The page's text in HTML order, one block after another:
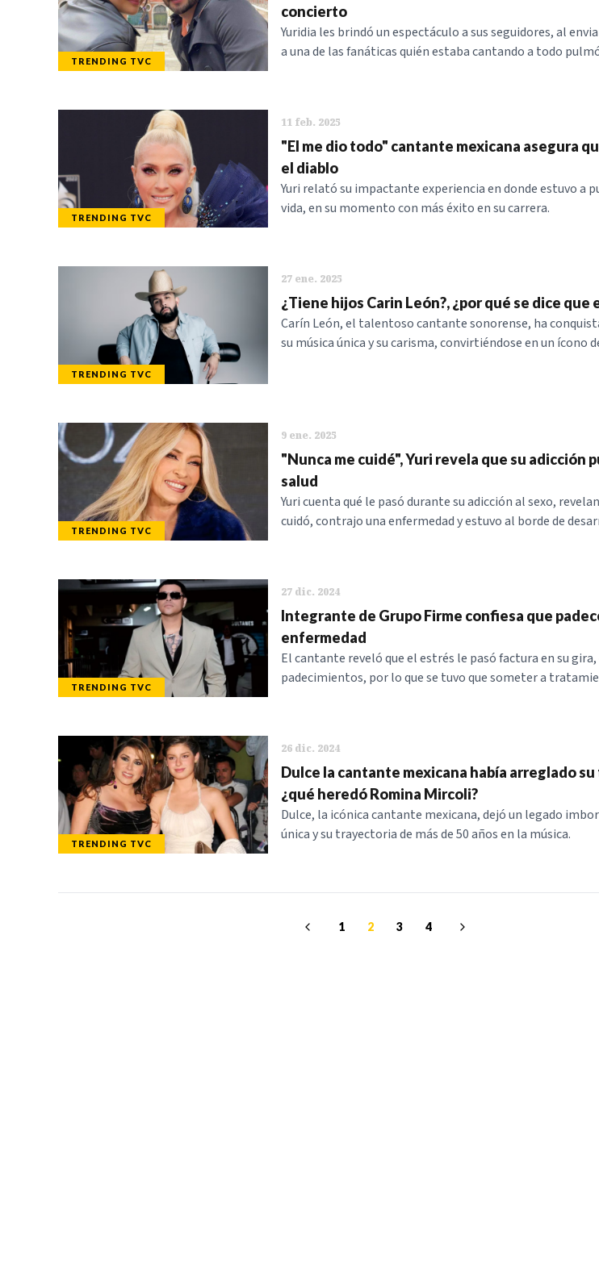
TRENDING TVC
concierto
Yuridia les brindó un espectáculo a sus seguidores, al
a una de las fanáticas quién estaba cantando a todo
TRENDING TVC
11 feb. 2025
"El me dio todo" cantante mexicana asegura
el diablo
Yuri relató su impactante experiencia en donde estuvo a
vida, en su momento con más éxito en su carrera.
TRENDING TVC
27 ene. 2025
¿Tiene hijos Carin León?, ¿por qué se dice que
Carín León, el talentoso cantante sonorense, ha
su música única y su carisma, convirtiéndose en un ícono
TRENDING TVC
9 ene. 2025
"Nunca me cuidé", Yuri revela que su adicción
salud
Yuri cuenta qué le pasó durante su adicción al sexo,
cuidó, contrajo una enfermedad y estuvo al borde de
TRENDING TVC
27 dic. 2024
Integrante de Grupo Firme confiesa que
enfermedad
El cantante reveló que el estrés le pasó factura en su
padecimientos, por lo que se tuvo que someter a
TRENDING TVC
26 dic. 2024
Dulce la cantante mexicana había arreglado
¿qué heredó Romina Mircoli?
Dulce, la icónica cantante mexicana, dejó un legado
única y su trayectoria de más de 50 años en la música.
1 2 3 4